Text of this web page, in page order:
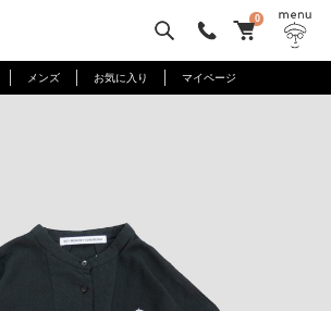
0
メンズ お気に入り マイページ